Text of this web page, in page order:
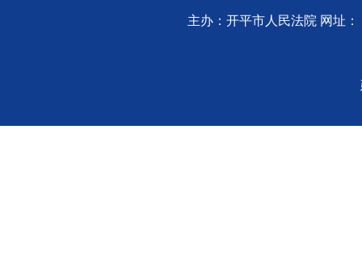
主办：开平市人民法院 网址：